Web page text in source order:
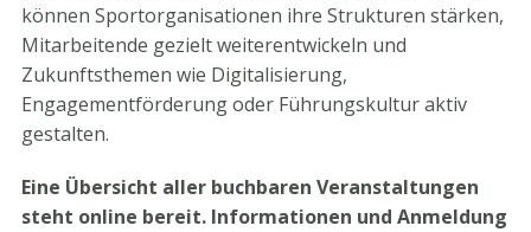
können Sportorganisationen ihre Strukturen stärken,
Mitarbeitende gezielt weiterentwickeln und
Zukunftsthemen wie Digitalisierung,
Engagementförderung oder Führungskultur aktiv
gestalten.
Eine Übersicht aller buchbaren Veranstaltungen
steht online bereit. Informationen und Anmeldung